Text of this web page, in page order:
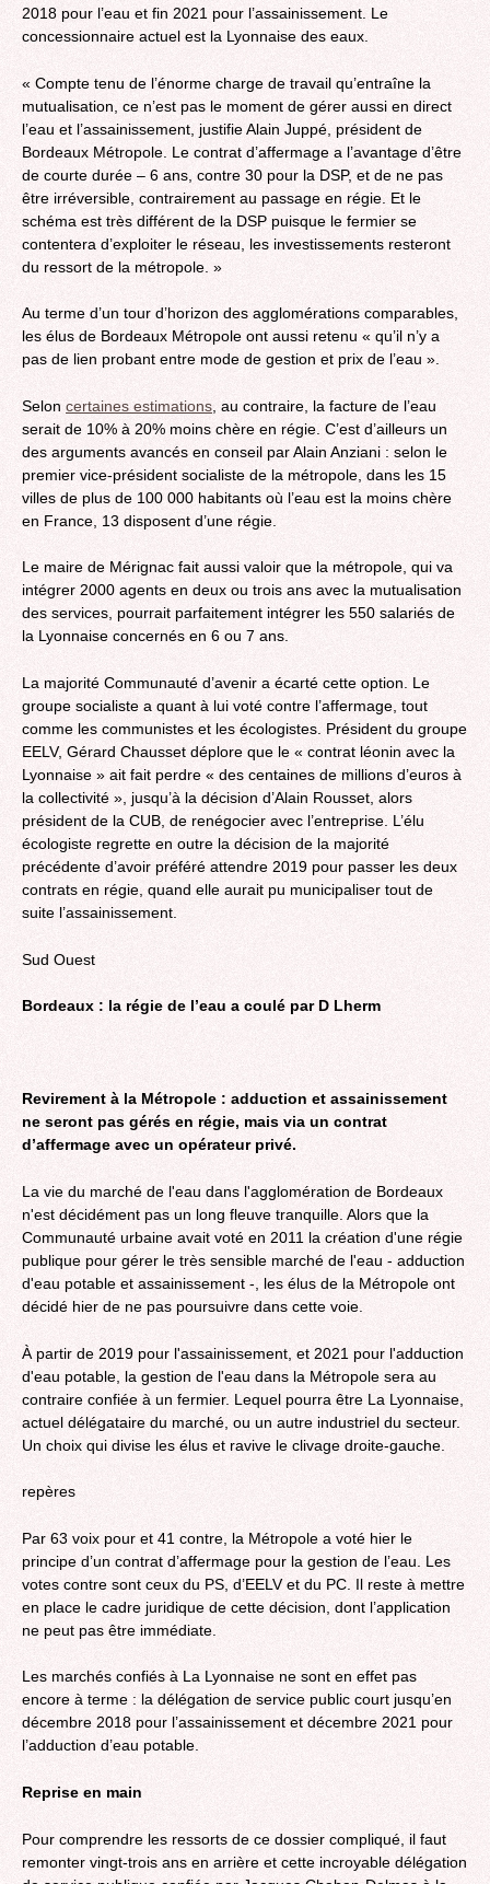
2018 pour l’eau et fin 2021 pour l’assainissement. Le
concessionnaire actuel est la Lyonnaise des eaux.
« Compte tenu de l’énorme charge de travail qu’entraîne la
mutualisation, ce n’est pas le moment de gérer aussi en direct
l’eau et l’assainissement, justifie Alain Juppé, président de
Bordeaux Métropole. Le contrat d’affermage a l’avantage d’être
de courte durée – 6 ans, contre 30 pour la DSP, et de ne pas
être irréversible, contrairement au passage en régie. Et le
schéma est très différent de la DSP puisque le fermier se
contentera d’exploiter le réseau, les investissements resteront
du ressort de la métropole. »
Au terme d’un tour d’horizon des agglomérations comparables,
les élus de Bordeaux Métropole ont aussi retenu « qu’il n’y a
pas de lien probant entre mode de gestion et prix de l’eau ».
Selon certaines estimations , au contraire, la facture de l’eau
serait de 10% à 20% moins chère en régie. C’est d’ailleurs un
des arguments avancés en conseil par Alain Anziani : selon le
premier vice-président socialiste de la métropole, dans les 15
villes de plus de 100 000 habitants où l’eau est la moins chère
en France, 13 disposent d’une régie.
Le maire de Mérignac fait aussi valoir que la métropole, qui va
intégrer 2000 agents en deux ou trois ans avec la mutualisation
des services, pourrait parfaitement intégrer les 550 salariés de
la Lyonnaise concernés en 6 ou 7 ans.
La majorité Communauté d’avenir a écarté cette option. Le
groupe socialiste a quant à lui voté contre l’affermage, tout
comme les communistes et les écologistes. Président du groupe
EELV, Gérard Chausset déplore que le « contrat léonin avec la
Lyonnaise » ait fait perdre « des centaines de millions d’euros à
la collectivité », jusqu’à la décision d’Alain Rousset, alors
président de la CUB, de renégocier avec l’entreprise. L’élu
écologiste regrette en outre la décision de la majorité
précédente d’avoir préféré attendre 2019 pour passer les deux
contrats en régie, quand elle aurait pu municipaliser tout de
suite l’assainissement.
Sud Ouest
Bordeaux : la régie de l’eau a coulé par D Lherm
Revirement à la Métropole : adduction et assainissement
ne seront pas gérés en régie, mais via un contrat
d’affermage avec un opérateur privé.
La vie du marché de l'eau dans l'agglomération de Bordeaux
n'est décidément pas un long fleuve tranquille. Alors que la
Communauté urbaine avait voté en 2011 la création d'une régie
publique pour gérer le très sensible marché de l'eau - adduction
d'eau potable et assainissement -, les élus de la Métropole ont
décidé hier de ne pas poursuivre dans cette voie.
À partir de 2019 pour l'assainissement, et 2021 pour l'adduction
d'eau potable, la gestion de l'eau dans la Métropole sera au
contraire confiée à un fermier. Lequel pourra être La Lyonnaise,
actuel délégataire du marché, ou un autre industriel du secteur.
Un choix qui divise les élus et ravive le clivage droite-gauche.
repères
Par 63 voix pour et 41 contre, la Métropole a voté hier le
principe d’un contrat d’affermage pour la gestion de l’eau. Les
votes contre sont ceux du PS, d’EELV et du PC. Il reste à mettre
en place le cadre juridique de cette décision, dont l’application
ne peut pas être immédiate.
Les marchés confiés à La Lyonnaise ne sont en effet pas
encore à terme : la délégation de service public court jusqu’en
décembre 2018 pour l’assainissement et décembre 2021 pour
l’adduction d’eau potable.
Reprise en main
Pour comprendre les ressorts de ce dossier compliqué, il faut
remonter vingt-trois ans en arrière et cette incroyable délégation